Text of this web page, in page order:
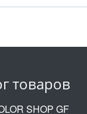
товаров
SHOP GF